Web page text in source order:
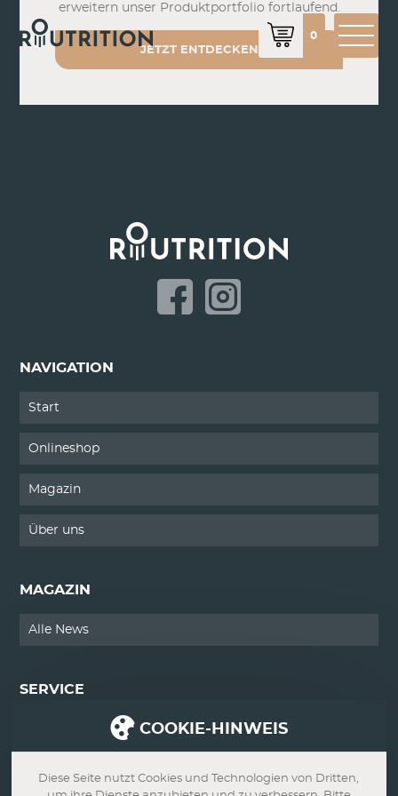
0
erweitern unser Produktportfolio fortlaufend.
JETZT ENTDECKEN
NAVIGATION
Start
Onlineshop
Magazin
Über uns
MAGAZIN
Alle News
SERVICE
COOKIE-HINWEIS
Diese Seite nutzt Cookies und Technologien von Dritten,